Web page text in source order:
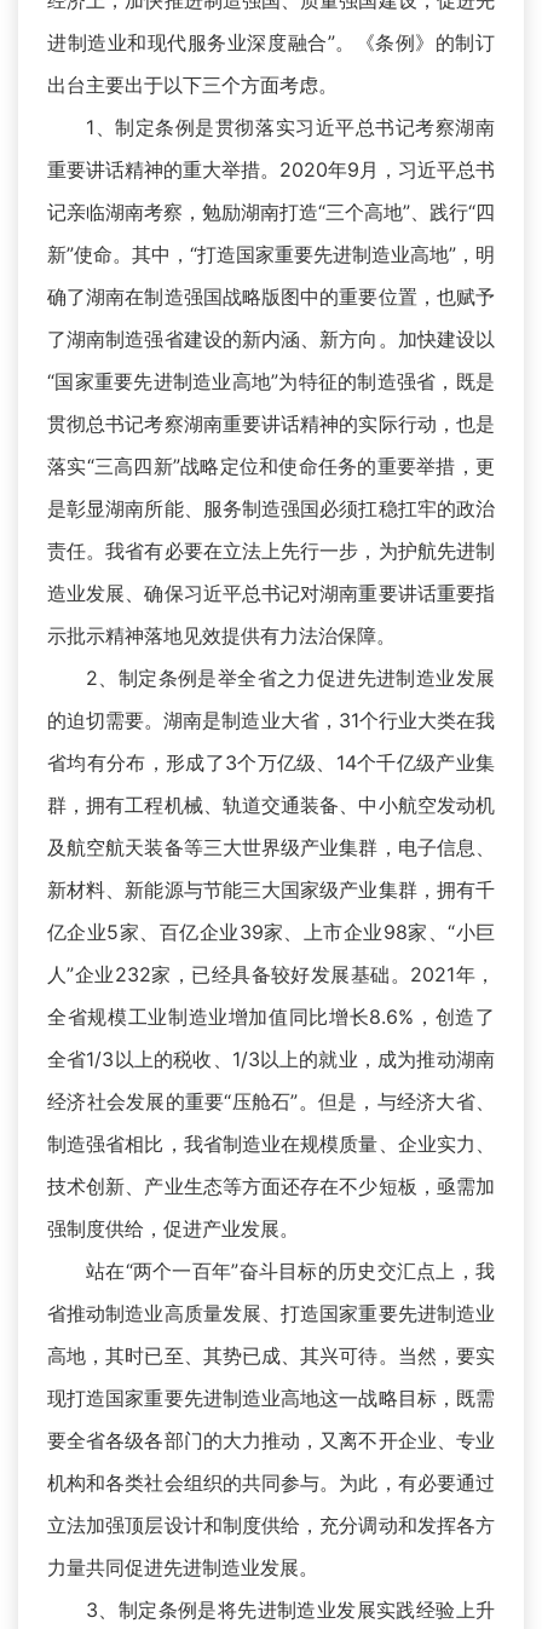
进制造业和现代服务业深度融合”。《条例》的制订
出台主要出于以下三个方面考虑。
1、制定条例是贯彻落实习近平总书记考察湖南
重要讲话精神的重大举措。2020年9月，习近平总书
记亲临湖南考察，勉励湖南打造“三个高地”、践行“四
新”使命。其中，“打造国家重要先进制造业高地”，明
确了湖南在制造强国战略版图中的重要位置，也赋予
了湖南制造强省建设的新内涵、新方向。加快建设以
“国家重要先进制造业高地”为特征的制造强省，既是
贯彻总书记考察湖南重要讲话精神的实际行动，也是
落实“三高四新”战略定位和使命任务的重要举措，更
是彰显湖南所能、服务制造强国必须扛稳扛牢的政治
责任。我省有必要在立法上先行一步，为护航先进制
造业发展、确保习近平总书记对湖南重要讲话重要指
示批示精神落地见效提供有力法治保障。
2、制定条例是举全省之力促进先进制造业发展
的迫切需要。湖南是制造业大省，31个行业大类在我
省均有分布，形成了3个万亿级、14个千亿级产业集
群，拥有工程机械、轨道交通装备、中小航空发动机
及航空航天装备等三大世界级产业集群，电子信息、
新材料、新能源与节能三大国家级产业集群，拥有千
亿企业5家、百亿企业39家、上市企业98家、“小巨
人”企业232家，已经具备较好发展基础。2021年，
全省规模工业制造业增加值同比增长8.6%，创造了
全省1/3以上的税收、1/3以上的就业，成为推动湖南
经济社会发展的重要“压舱石”。但是，与经济大省、
制造强省相比，我省制造业在规模质量、企业实力、
技术创新、产业生态等方面还存在不少短板，亟需加
强制度供给，促进产业发展。
站在“两个一百年”奋斗目标的历史交汇点上，我
省推动制造业高质量发展、打造国家重要先进制造业
高地，其时已至、其势已成、其兴可待。当然，要实
现打造国家重要先进制造业高地这一战略目标，既需
要全省各级各部门的大力推动，又离不开企业、专业
机构和各类社会组织的共同参与。为此，有必要通过
立法加强顶层设计和制度供给，充分调动和发挥各方
力量共同促进先进制造业发展。
3、制定条例是将先进制造业发展实践经验上升